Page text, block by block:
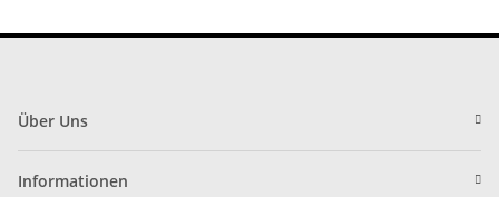
Über Uns
Informationen